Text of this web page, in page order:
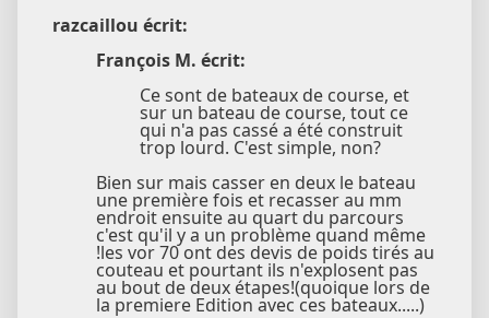
razcaillou écrit:
François M. écrit:
Ce sont de bateaux de course, et
sur un bateau de course, tout ce
qui n'a pas cassé a été construit
trop lourd. C'est simple, non?
Bien sur mais casser en deux le bateau
une première fois et recasser au mm
endroit ensuite au quart du parcours
c'est qu'il y a un problème quand même
!les vor 70 ont des devis de poids tirés au
couteau et pourtant ils n'explosent pas
au bout de deux étapes!(quoique lors de
la premiere Edition avec ces bateaux.....)